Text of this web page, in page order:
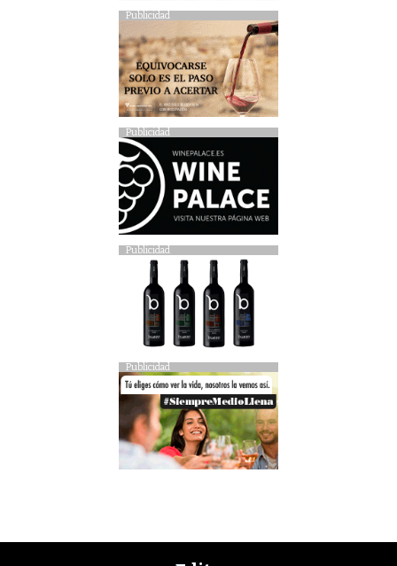
Publicidad
Publicidad
Publicidad
Publicidad